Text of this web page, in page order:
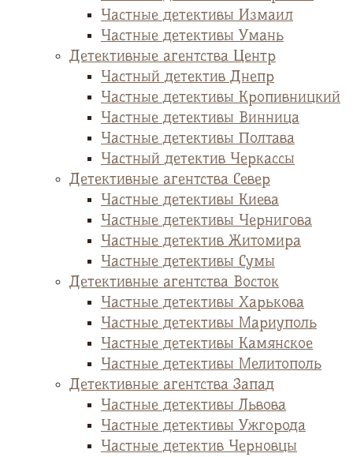
Частные детективы Измаил
Частные детективы Умань
Детективные агентства Центр
Частный детектив Днепр
Частные детективы Кропивницкий
Частные детективы Винница
Частные детективы Полтава
Частный детектив Черкассы
Детективные агентства Север
Частные детективы Киева
Частные детективы Чернигова
Частные детектив Житомира
Частные детективы Сумы
Детективные агентства Восток
Частные детективы Харькова
Частные детективы Мариуполь
Частные детективы Камянское
Частные детективы Мелитополь
Детективные агентства Запад
Частные детективы Львова
Частные детективы Ужгорода
Частные детектив Черновцы